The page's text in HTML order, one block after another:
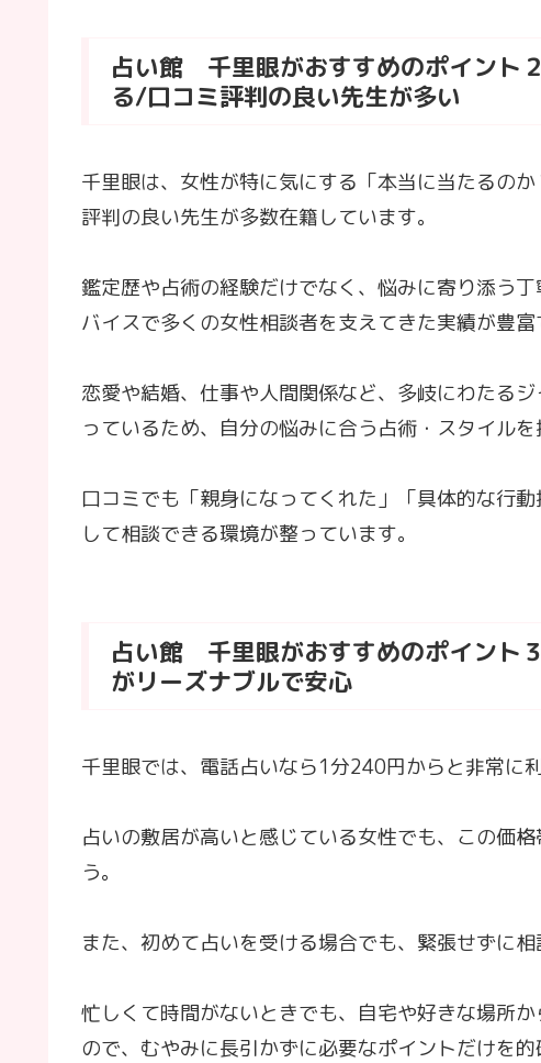
占い館 千里眼がおすすめのポイント
る/口コミ評判の良い先生が多い
千里眼は、女性が特に気にする「本当に当たるの
評判の良い先生が多数在籍しています。
鑑定歴や占術の経験だけでなく、悩みに寄り添う
バイスで多くの女性相談者を支えてきた実績が豊富
恋愛や結婚、仕事や人間関係など、多岐にわたる
っているため、自分の悩みに合う占術・スタイル
口コミでも「親身になってくれた」「具体的な行
して相談できる環境が整っています。
占い館 千里眼がおすすめのポイント
がリーズナブルで安心
千里眼では、電話占いなら1分240円からと非常に
占いの敷居が高いと感じている女性でも、この価
う。
また、初めて占いを受ける場合でも、緊張せずに
忙しくて時間がないときでも、自宅や好きな場所
ので、むやみに長引かずに必要なポイントだけを